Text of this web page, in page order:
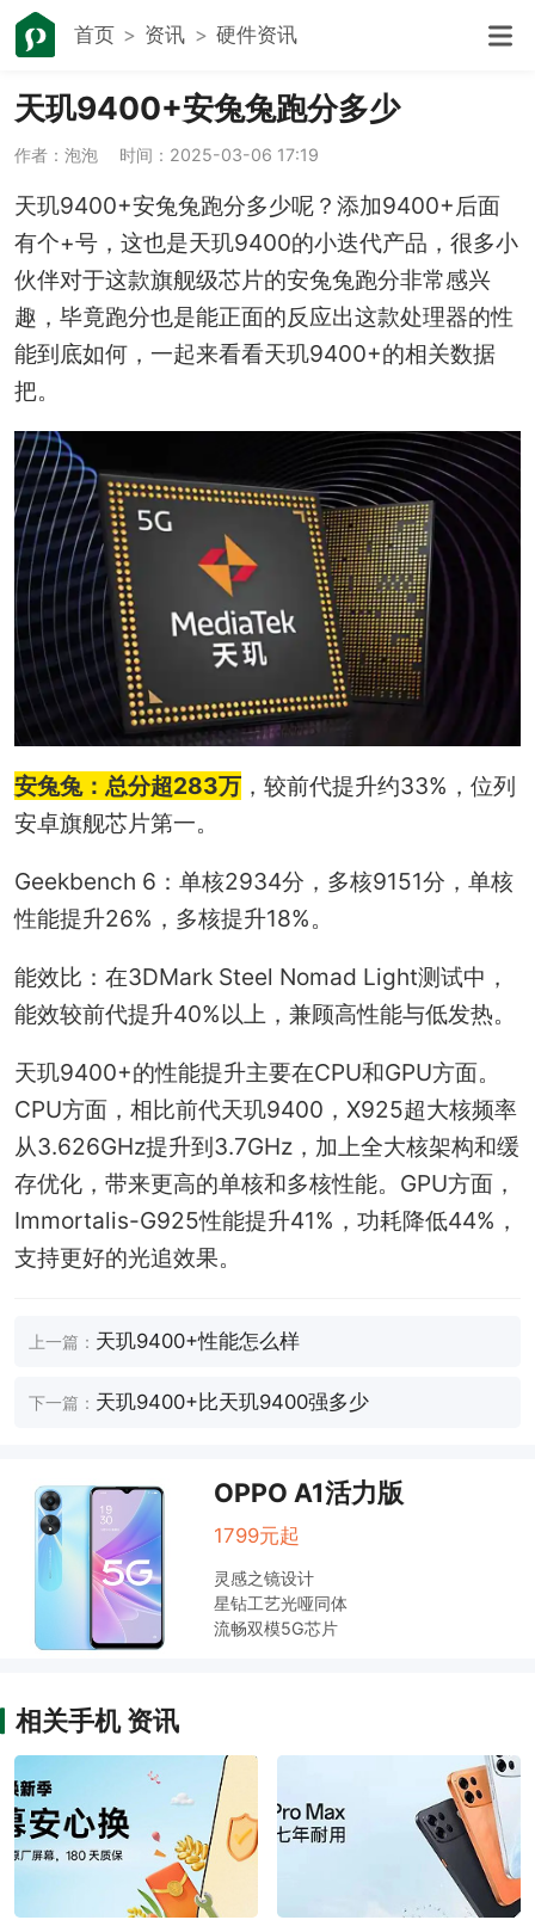
首页 资讯 硬件资讯
天玑9400+安兔兔跑分多少
作者：泡泡 时间：2025-03-06 17:19
天玑9400+安兔兔跑分多少呢？添加9400+后面
有个+号，这也是天玑9400的小迭代产品，很多小
伙伴对于这款旗舰级芯片的安兔兔跑分非常感兴
趣，毕竟跑分也是能正面的反应出这款处理器的性
能到底如何，一起来看看天玑9400+的相关数据
把。
安兔兔：总分超283万，较前代提升约33%，位列
安卓旗舰芯片第一。
Geekbench 6：单核2934分，多核9151分，单核
性能提升26%，多核提升18%。
能效比：在3DMark Steel Nomad Light测试中，
能效较前代提升40%以上，兼顾高性能与低发热。
天玑9400+的性能提升主要在CPU和GPU方面。
CPU方面，相比前代天玑9400，X925超大核频率
从3.626GHz提升到3.7GHz，加上全大核架构和缓
存优化，带来更高的单核和多核性能。GPU方面，
Immortalis-G925性能提升41%，功耗降低44%，
支持更好的光追效果。
上一篇： 天玑9400+性能怎么样
下一篇： 天玑9400+比天玑9400强多少
OPPO A1活力版
1799元起
灵感之镜设计
星钻工艺光哑同体
流畅双模5G芯片
相关手机 资讯